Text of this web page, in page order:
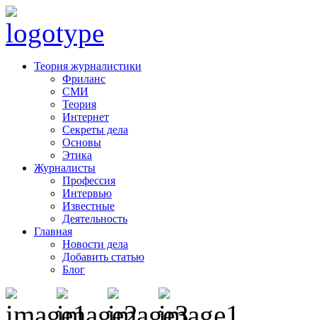
Теория журналистики
Фриланс
СМИ
Теория
Интернет
Секреты дела
Основы
Этика
Журналисты
Профессия
Интервью
Известные
Деятельность
Главная
Новости дела
Добавить статью
Блог